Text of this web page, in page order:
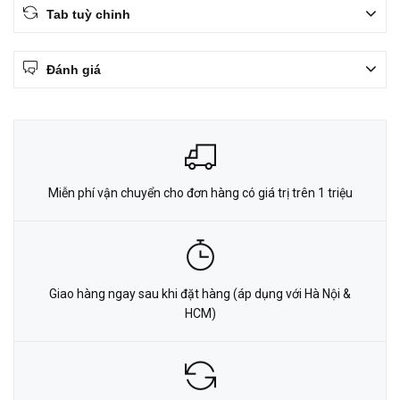
Tab tuỳ chỉnh
Đánh giá
Miễn phí vận chuyển cho đơn hàng có giá trị trên 1 triệu
Giao hàng ngay sau khi đặt hàng (áp dụng với Hà Nội &
HCM)